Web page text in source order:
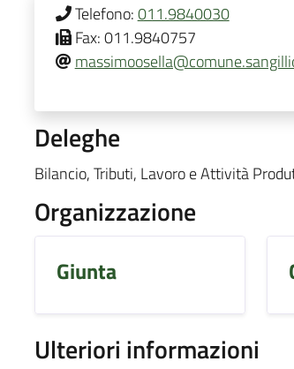
Telefono:011.9840030
Fax:011.9840757
Deleghe
Bilancio, Tributi, Lavoro e Attività
Organizzazione
Giunta
Ulteriori informazioni